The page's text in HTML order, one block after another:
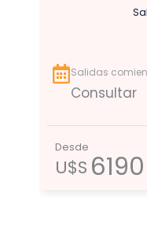
Salidas
Consultar
Desde
U$S 6190